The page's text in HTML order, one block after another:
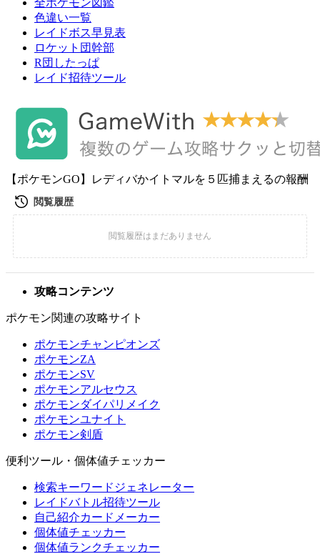
全ポケモン図鑑
色違い一覧
レイドボス早見表
ロケット団幹部
R団したっぱ
レイド招待ツール
【ポケモンGO】レディバかイトマルを５匹捕まえるの報酬
攻略コンテンツ
ポケモン関連の攻略サイト
ポケモンチャンピオンズ
ポケモンZA
ポケモンSV
ポケモンアルセウス
ポケモンダイパリメイク
ポケモンユナイト
ポケモン剣盾
便利ツール・個体値チェッカー
検索キーワードジェネレーター
レイドバトル招待ツール
自己紹介カードメーカー
個体値チェッカー
個体値ランクチェッカー